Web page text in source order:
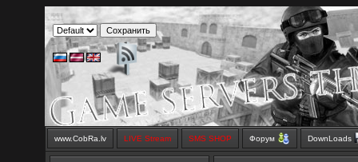
www.CobRa.lv LIVE Stream SMS SHOP Форум DownLoads